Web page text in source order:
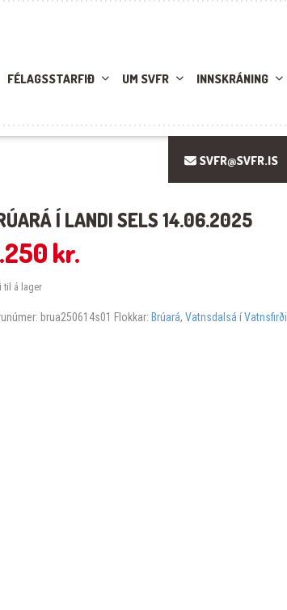
FÉLAGSSTARFIÐ UM SVFR INNSKRÁNING
SVFR@SVFR.IS
Í LANDI SELS 14.06.2025
kr.
til á lager
brua250614s01 Flokkar: Brúará,Vatnsdalsá í Vatnsfirði